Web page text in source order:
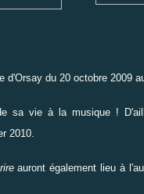
d'Orsay du 20 octobre 2009
sa vie à la musique !
2010.
auront également lieu à l'